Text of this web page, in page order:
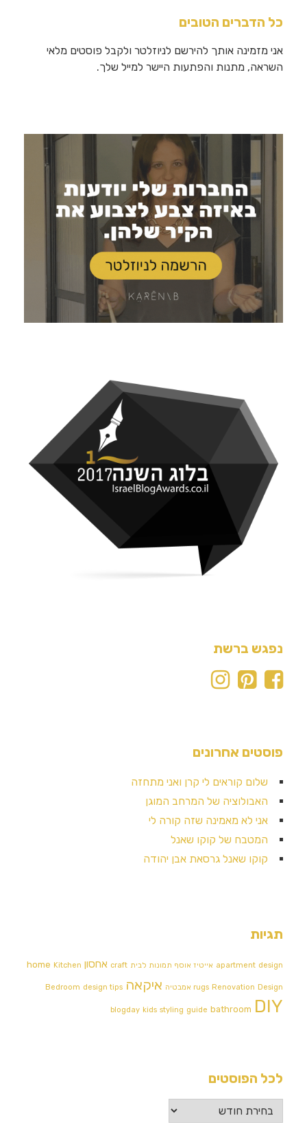
כל הדברים הטובים
אני מזמינה אותך להירשם לניוזלטר ולקבל פוסטים מלאי
השראה, מתנות והפתעות היישר למייל שלך.
נפגש ברשת
פוסטים אחרונים
שלום קוראים לי קרן ואני מתחזה
האבולוציה של המרחב המוגן
אני לא מאמינה שזה קורה לי
המטבח של קוקו שאנל
קוקו שאנל גרסאת אבן יהודה
תגיות
apartment design אייטיז אוסף תמונות לבית craft אחסון home Kitchen
rugs Renovation Design אמבטיה איקאה Bedroom design tips
blogday kids styling guide bathroom DIY
לכל הפוסטים
לכל